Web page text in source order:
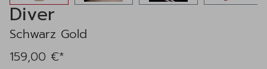
Diver
Schwarz Gold
159,00 €*